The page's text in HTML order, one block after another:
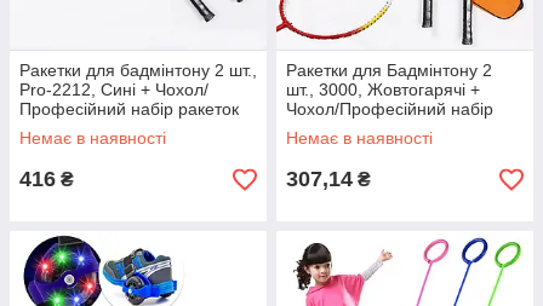
Ракетки для бадмінтону 2 шт.,
Pro-2212, Сині + Чохол/
Професійний набір ракеток
для гри в бадмінтон
Немає в наявності
416 ₴
Ракетки для Бадмінтону 2
шт., 3000, Жовтогарячі +
Чохол/Професійний набір
ракеток для гри в бандмінтон
Немає в наявності
307,14 ₴